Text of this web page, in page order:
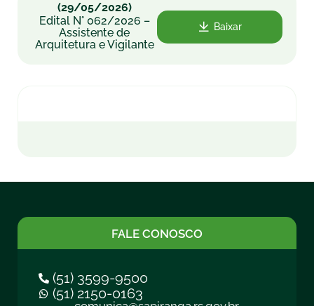
(29/05/2026)
Edital N° 062/2026 –
Assistente de
Arquitetura e Vigilante
Baixar
FALE CONOSCO
(51) 3599-9500
(51) 2150-0163